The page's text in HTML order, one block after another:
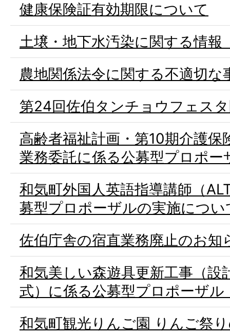
健康保険証有効期限について
土壌・地下水汚染に関する情報
農地関係法令に関する不適切な
第24回佐伯タンチョウフェス
高齢者福祉計画・第10期介護保
業務委託に係る公募型プロポー
和気町外国人英語指導講師（
募型プロポーザルの実施につい
佐伯庁舎の宿直業務廃止のお知
和気美しい森遊具更新工事（設
式）に係る公募型プロポーザル
和気町観光りんご園 りんご祭